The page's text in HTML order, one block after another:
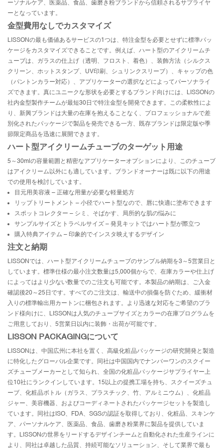
ーソナルケア、医薬品、食品、歯磨き粉ブランドから信頼されるサプライヤ
ーとなっています。
金型費用なしでカスタマイズ
LISSONの最も価値あるサービスの1つは、特注金型を必要とせずに標準パッ
ケージをカスタマイズできることです。例えば、ハート型のアイクリームチ
ューブは、ガラスの仕上げ（透明、フロスト、着色）、装飾方法（シルクス
クリーン、ホットスタンプ、UV印刷、シュリンクスリーブ）、キャップの色
（パントンカラー対応）、アプリケーターの選択などによってパーソナライ
ズできます。真にユニークな形状を必要とするブランド向けには、LISSONの
社内金型製作チームが最短30日で特注金型を開発できます。この柔軟性によ
り、新興ブランドは大量の在庫を抱えることなく、プロフェッショナルで差
別化されたパッケージで製品を発売できる一方、既存ブランドは限定版や季
節限定商品を迅速に展開できます。
ハート型アイクリームチューブのターゲット用途
5～30mlの容量範囲と精密なアプリケーターオプションにより、このチューブ
はアイクリーム以外にも適しています。ブランドオーナーは既に以下の用途
での使用を検討しています。
目元用美容液 – 正確な用量が必要な軽量処方
リップトリートメント – 小径でハート型なので、唇に快適に塗布できます
スポットコレクター – シミ、そばかす、局所的な肌の悩みに
サンプルサイズとトラベルサイズ – 発見キットではハート型が際立つ
購入特典アイテム – 印象的でインスタ映えするデザイン
注文と納期
LISSONでは、ハート型アイクリームチューブのサンプル納期を3～5営業日と
しています。標準仕様の最小注文数量は5,000個からで、在庫カラーや仕上げ
によってはより少ない数量でのご注文も可能です。本製品の納期は、ご入金
確認後20～25日です。すべてのご注文は、輸送中の損傷を防ぐため、緩衝材
入りの標準輸出用カートンに梱包されます。より迅速な対応をご希望のブラ
ンド様向けに、LISSONは人気のチューブサイズとカラーの在庫プログラムを
ご用意しており、5営業日以内に装飾・出荷が可能です。
LISSON PACKAGINGについて
LISSONは、中国広州に本社を置く、高級化粧品パッケージの研究開発と製造
に特化したグローバル企業です。同社は中国国内でナンバーワンのスクイー
ズチューブメーカーとして知られ、全国の化粧品パッケージサプライヤー上
位10社にランクインしています。15以上の提携工場を持ち、スクイーズチュ
ーブ、化粧品ボトル（ガラス、プラスチック、竹、アルミニウム）、化粧品
ジャー、美容機器、およびコーディネートされたパッケージセットを製造し
ています。同社はISO、FDA、SGSの認証を取得しており、化粧品、スキンケ
ア、パーソナルケア、医薬品、食品、歯磨き粉業界に製品を提供していま
す。LISSONの世界をリードするデザインチームと自動化された生産ラインに
より、同社は卓越した品質、持続可能なソリューション、そして業界で最も